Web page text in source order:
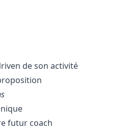
de son activité
futur coach